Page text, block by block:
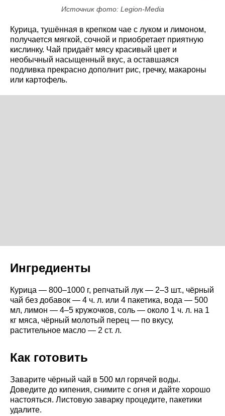
Источник фото: Legion-Media
Курица, тушённая в крепком чае с луком и лимоном,
получается мягкой, сочной и приобретает приятную
кислинку. Чай придаёт мясу красивый цвет и
необычный насыщенный вкус, а оставшаяся
подливка прекрасно дополнит рис, гречку, макароны
или картофель.
Ингредиенты
Курица — 800–1000 г, репчатый лук — 2–3 шт., чёрный
чай без добавок — 4 ч. л. или 4 пакетика, вода — 500
мл, лимон — 4–5 кружочков, соль — около 1 ч. л. на 1
кг мяса, чёрный молотый перец — по вкусу,
растительное масло — 2 ст. л.
Как готовить
Заварите чёрный чай в 500 мл горячей воды.
Доведите до кипения, снимите с огня и дайте хорошо
настояться. Листовую заварку процедите, пакетики
удалите.